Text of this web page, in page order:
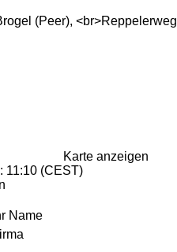
(Peer), <br>Reppelerweg
Karte anzeigen
11:10 (CEST)
Name